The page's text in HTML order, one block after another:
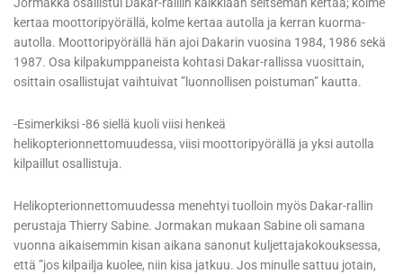
Jormakka osallistui Dakar-ralliin kaikkiaan seitsemän kertaa; kolme
kertaa moottoripyörällä, kolme kertaa autolla ja kerran kuorma-
autolla. Moottoripyörällä hän ajoi Dakarin vuosina 1984, 1986 sekä
1987. Osa kilpakumppaneista kohtasi Dakar-rallissa vuosittain,
osittain osallistujat vaihtuivat ”luonnollisen poistuman” kautta.
-Esimerkiksi -86 siellä kuoli viisi henkeä
helikopterionnettomuudessa, viisi moottoripyörällä ja yksi autolla
kilpaillut osallistuja.
Helikopterionnettomuudessa menehtyi tuolloin myös Dakar-rallin
perustaja Thierry Sabine. Jormakan mukaan Sabine oli samana
vuonna aikaisemmin kisan aikana sanonut kuljettajakokouksessa,
että ”jos kilpailja kuolee, niin kisa jatkuu. Jos minulle sattuu jotain,